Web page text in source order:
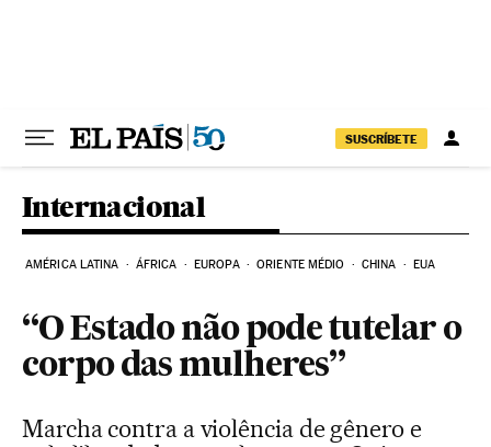
SUSCRÍBETE
Internacional
AMÉRICA LATINA ÁFRICA EUROPA ORIENTE MÉDIO CHINA EUA
“O Estado não pode tutelar o
corpo das mulheres”
Marcha contra a violência de gênero e